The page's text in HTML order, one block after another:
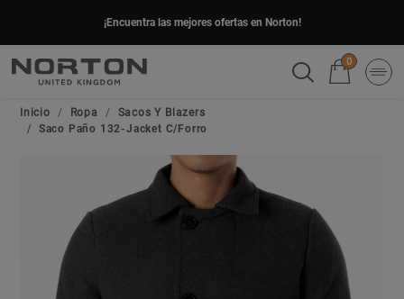
¡Encuentra las mejores ofertas en Norton!
0
Inicio Ropa
Sacos Y Blazers
Saco Paño 132-Jacket C/Forro